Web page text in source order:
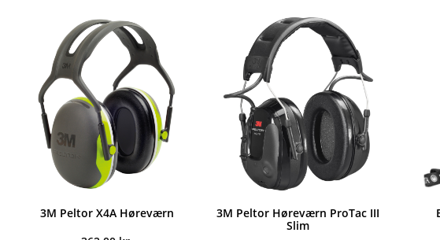
3M Peltor X4A Høreværn
3M Peltor Høreværn ProTac III
Slim